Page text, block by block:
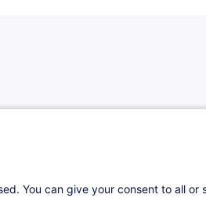
leurs documents
You can give your consent to all